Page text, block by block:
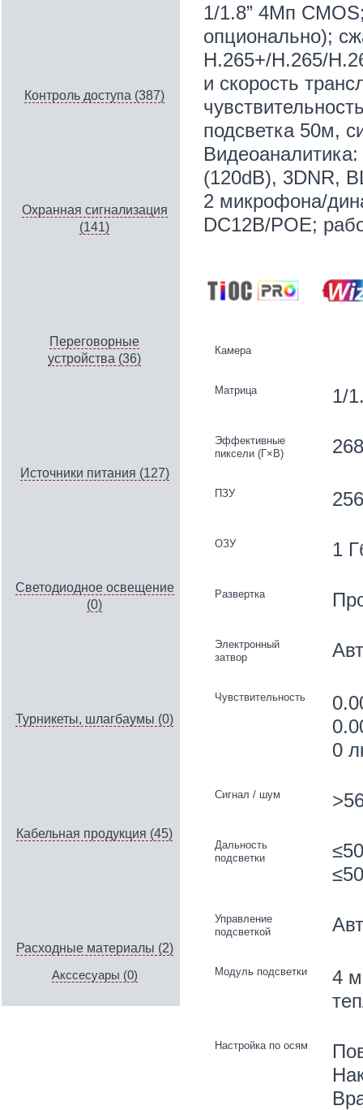
Контроль доступа (387)
Охранная сигнализация
(141)
Переговорные
устройства (36)
Источники питания (127)
Светодиодное освещение
(0)
Турникеты, шлагбаумы (0)
Кабельная продукция (45)
Расходные материалы (2)
Акссесуары (0)
1/1.8” 4Мп
опционально);
H.265+/H.265/
и скорость
подсветка 50м,
(120dB), 3DNR,
2 микрофона/
DC12В/PОE;
Камера
Матрица 1/
Эффективные
пиксели (Г×В)
ПЗУ
ОЗУ 1
Развертка
Электронный
затвор
Чувствительность
0
Сигнал / шум
Дальность
подсветки
Управление
подсветкой
Модуль подсветки
4
Настройка по осям